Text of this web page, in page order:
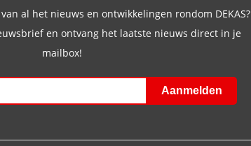
al het nieuws en ontwikkelingen rondom DEKAS?
en ontvang het laatste nieuws direct in je
mailbox!